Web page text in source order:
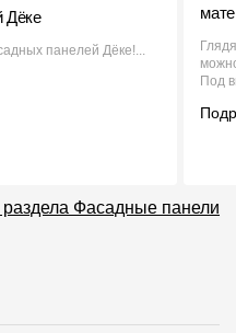
Дёке
панелей Дёке!...
Под
раздела Фасадные панели